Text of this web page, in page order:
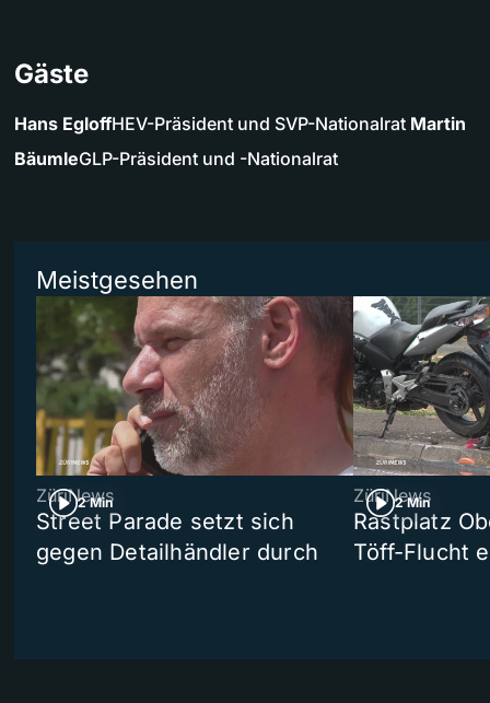
Gäste
Hans EgloffHEV-Präsident und SVP-Nationalrat Martin
BäumleGLP-Präsident und -Nationalrat
Meistgesehen
2 Min
ZüriNews
Street Parade setzt sich
gegen Detailhändler durch
2 Min
ZüriNews
Rastplatz
Töff-Flucht